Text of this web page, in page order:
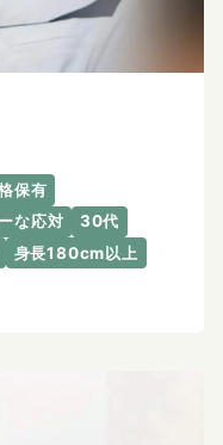
保有
な応対
30代
身長180cm以上